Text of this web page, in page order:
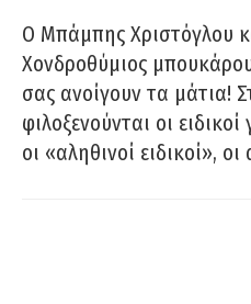
O Μπάμπης Χριστόγλου
Χονδροθύμιος
σας ανοίγουν τα μάτια!
φιλοξενούνται οι
οι «αληθινοί ειδικοί»,